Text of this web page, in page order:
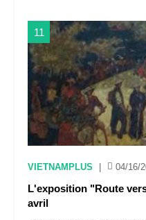
11
VIETNAMPLUS 04/16/
L'exposition "Route
avril